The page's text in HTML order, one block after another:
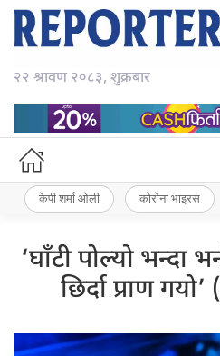
२२ श्रावण २०८३, शुक्रबार
केपी शर्मा ओली कोरोना भाइरस
‘घाँटी पोल्यो भन्दा
छिर्दा प्राण